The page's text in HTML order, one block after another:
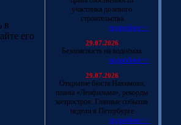
участника долевого
строительства
подробнее>>
29.07.2026
Безопасность на водоёмах
подробнее>>
29.07.2026
Открытие бюста Нахимова,
планы «Ленфильма», рекорды
метростроя. Главные события
недели в Петербурге
подробнее>>
в
его